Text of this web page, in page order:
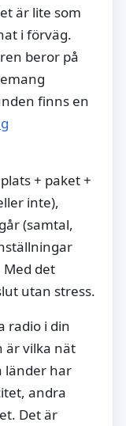
är lite som
i förväg.
beror på
finns en
+ paket +
inte),
(samtal,
det
utan stress.
radio i din
är vilka nät
länder har
andra
Det är